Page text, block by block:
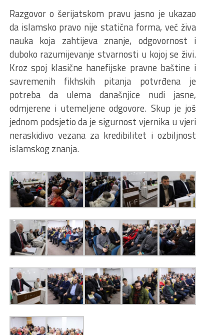
Razgovor o šerijatskom pravu jasno je ukazao
da islamsko pravo nije statična forma, već živa
nauka koja zahtijeva znanje, odgovornost i
duboko razumijevanje stvarnosti u kojoj se živi.
Kroz spoj klasične hanefijske pravne baštine i
savremenih fikhskih pitanja potvrđena je
potreba da ulema današnjice nudi jasne,
odmjerene i utemeljene odgovore. Skup je još
jednom podsjetio da je sigurnost vjernika u vjeri
neraskidivo vezana za kredibilitet i ozbiljnost
islamskog znanja.